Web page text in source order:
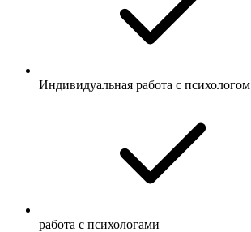
Индивидуальная работа с психологом
работа с психологами